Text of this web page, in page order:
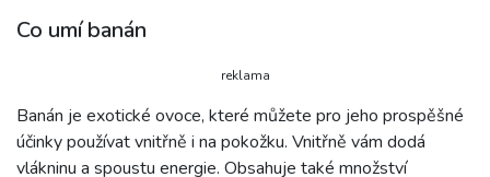
Co umí banán
reklama
Banán je exotické ovoce, které můžete pro jeho prospěšné
účinky používat vnitřně i na pokožku. Vnitřně vám dodá
vlákninu a spoustu energie. Obsahuje také množství